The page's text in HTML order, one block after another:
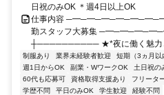
日祝のみOK ＊週4日以上OK
仕事内容
勤スタッフ大募集
┼────────── ★*夜に働く魅
制服あり 業界未経験者歓迎 短期（3ヵ月以
週1日からOK
副業・WワークOK 土日祝の
60代も応募可
資格取得支援あり フリータ
学歴不問
平日のみOK 学生歓迎 経験不問